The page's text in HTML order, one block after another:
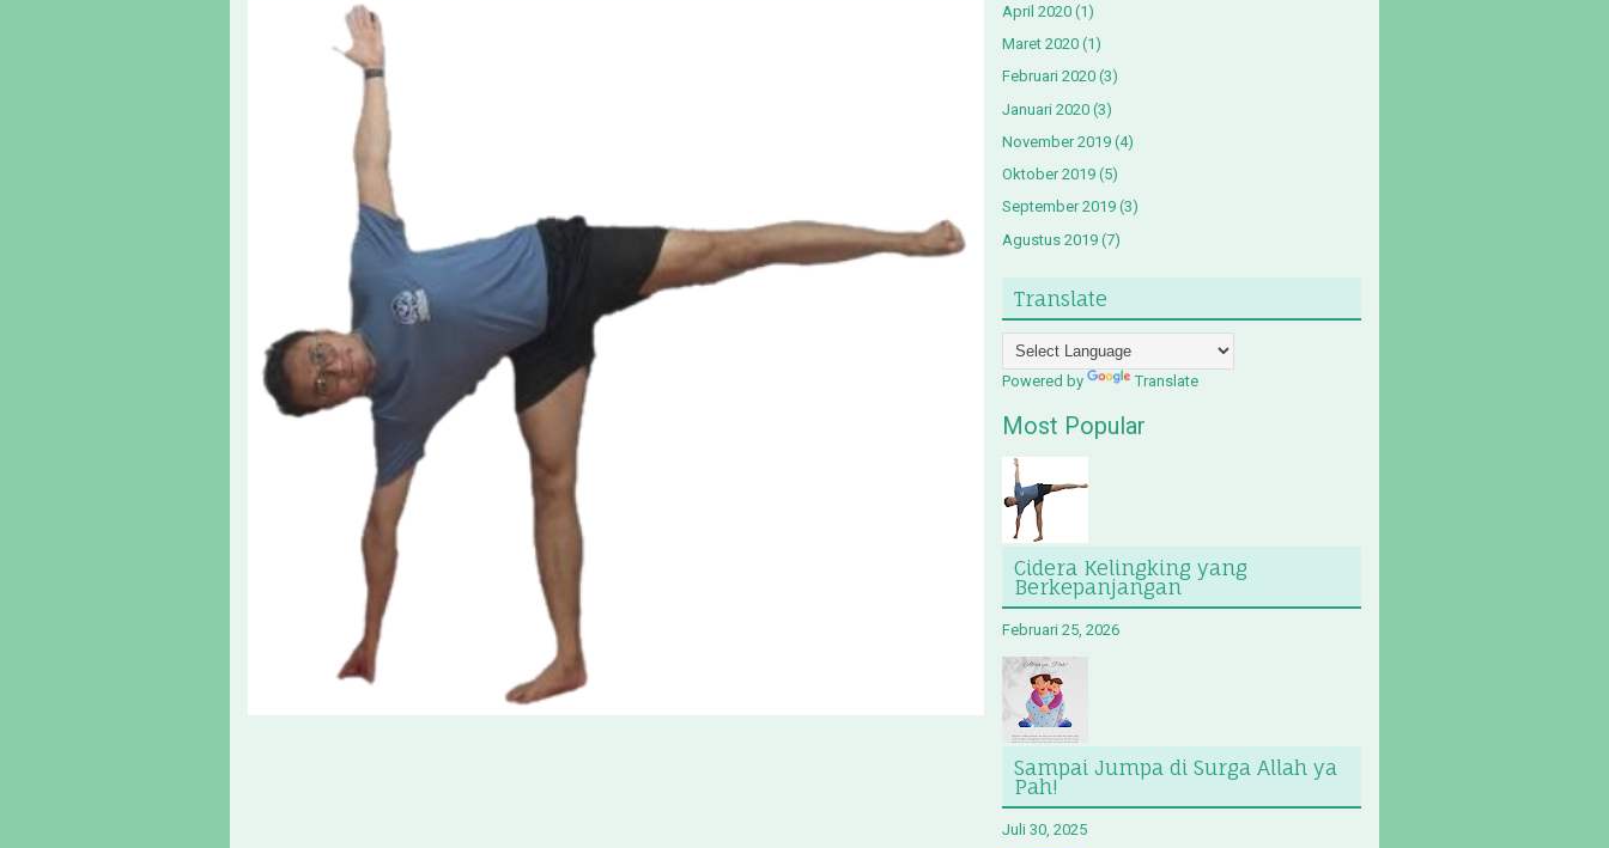
April 2020 (1)
Maret 2020 (1)
Februari 2020 (3)
Januari 2020 (3)
November 2019 (4)
Oktober 2019 (5)
September 2019 (3)
Agustus 2019 (7)
Translate
Powered by Translate
Most Popular
Cidera Kelingking yang
Berkepanjangan
Februari 25, 2026
Sampai Jumpa di Surga Allah ya
Pah!
Juli 30, 2025